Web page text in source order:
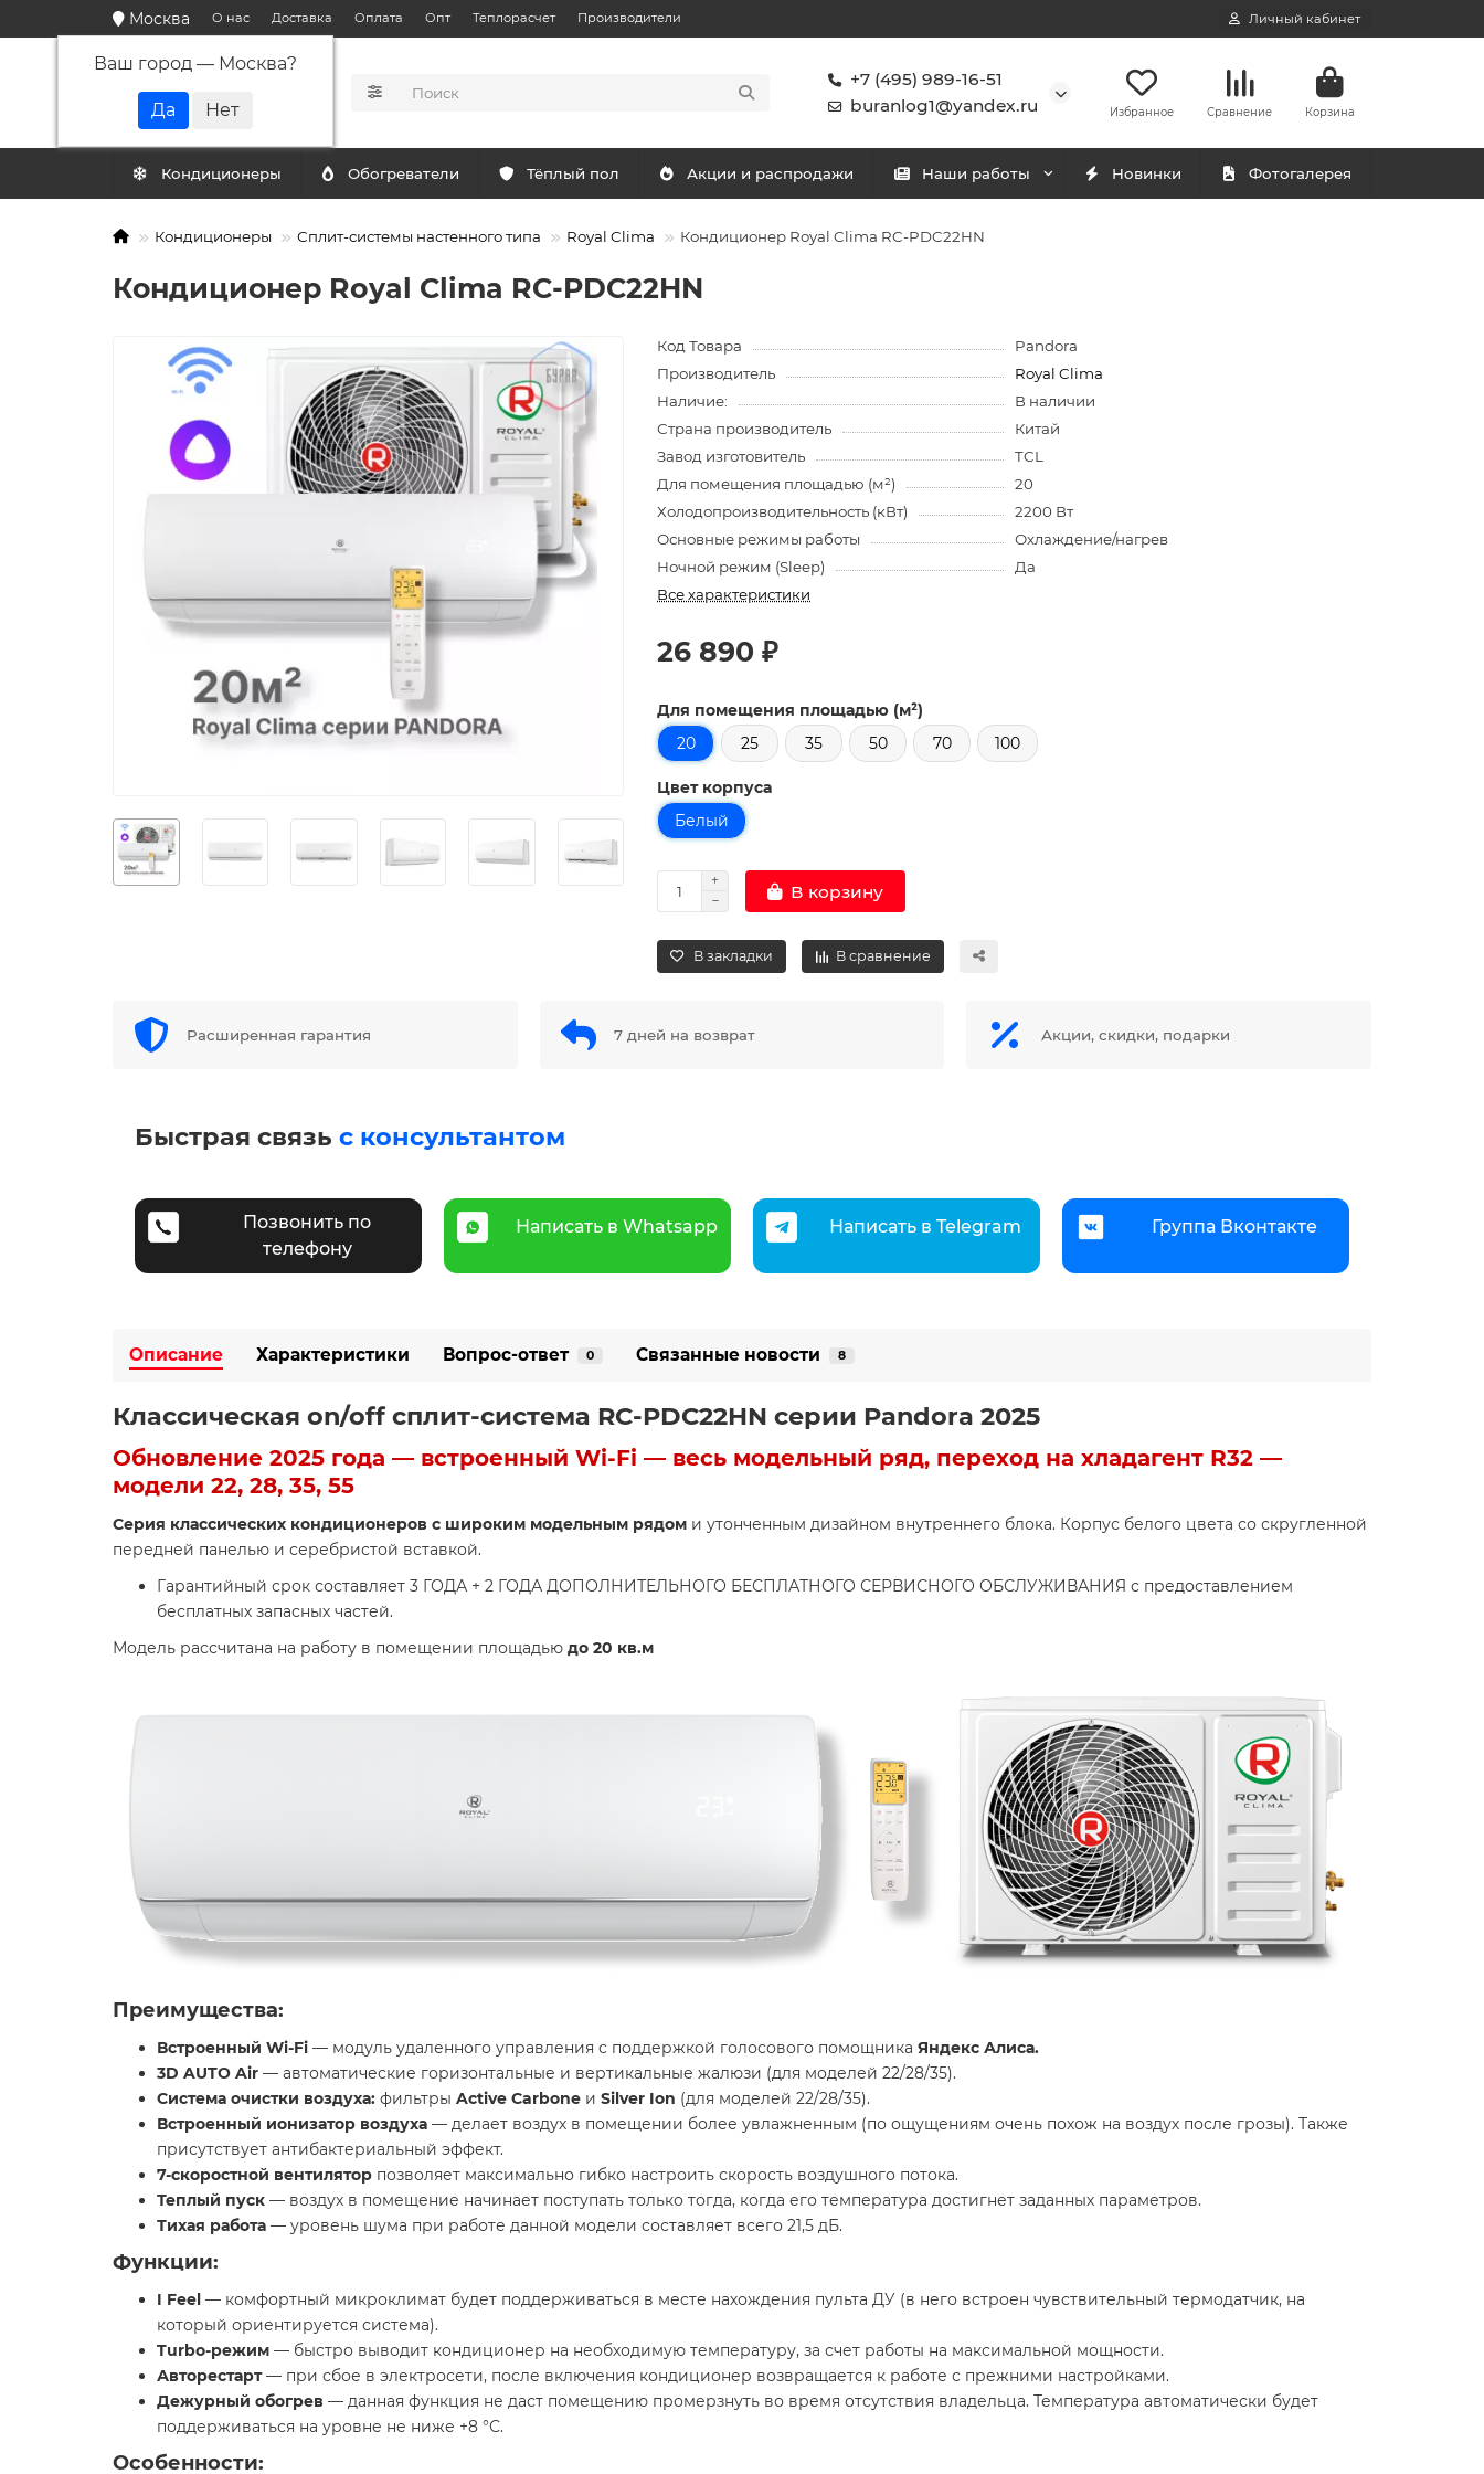
Москва
Ваш город — Москва?
О нас Доставка Оплата Опт Теплорасчет Производители Личный кабинет
+7 (495) 989-16-51
buranlog1@yandex.ru
Избранное Сравнение Корзина
Кондиционеры Обогреватели Тёплый пол Акции и распродажи Наши работы Новинки Фотогалерея
Кондиционеры Сплит-системы настенного типа Royal Clima Кондиционер Royal Clima RC-PDC22HN
Кондиционер Royal Clima RC-PDC22HN
Код Товара
Pandora
Производитель
Royal Clima
Наличие:
В наличии
Страна производитель
Китай
Завод изготовитель
TCL
Для помещения площадью (м²)
20
Холодопроизводительность (кВт)
2200 Вт
Основные режимы работы
Охлаждение/нагрев
Ночной режим (Sleep)
Да
Все характеристики
26 890 ₽
Для помещения площадью (м²)
20
25 35 50 70 100
Цвет корпуса
Белый
В корзину
В закладки В сравнение
Расширенная гарантия 7 дней на возврат Акции, скидки, подарки
Быстрая связь с консультантом
Позвонить по
телефону
Написать в Whatsapp Написать в Telegram Группа Вконтакте
Описание Характеристики Вопрос-ответ 0 Связанные новости 8
Классическая on/off сплит-система RC-PDC22HN серии Pandora 2025
Обновление 2025 года — встроенный Wi-Fi — весь модельный ряд, переход на хладагент R32 —
модели 22, 28, 35, 55
Cерия классических кондиционеров с широким модельным рядом и утонченным дизайном внутреннего блока. Корпус белого цвета со скругленной
передней панелью и серебристой вставкой.
Гарантийный срок составляет 3 ГОДА + 2 ГОДА ДОПОЛНИТЕЛЬНОГО БЕСПЛАТНОГО СЕРВИСНОГО ОБСЛУЖИВАНИЯ с предоставлением
бесплатных запасных частей.
Модель рассчитана на работу в помещении площадью до 20 кв.м
Преимущества:
Встроенный Wi-Fi — модуль удаленного управления с поддержкой голосового помощника Яндекс Алиса.
3D AUTO Air — автоматические горизонтальные и вертикальные жалюзи (для моделей 22/28/35).
Система очистки воздуха: фильтры Active Carbone и Silver Ion (для моделей 22/28/35).
Встроенный ионизатор воздуха — делает воздух в помещении более увлажненным (по ощущениям очень похож на воздух после грозы). Также
присутствует антибактериальный эффект.
7-скоростной вентилятор позволяет максимально гибко настроить скорость воздушного потока.
Теплый пуск — воздух в помещение начинает поступать только тогда, когда его температура достигнет заданных параметров.
Тихая работа — уровень шума при работе данной модели составляет всего 21,5 дБ.
Функции:
I Feel — комфортный микроклимат будет поддерживаться в месте нахождения пульта ДУ (в него встроен чувствительный термодатчик, на
который ориентируется система).
Turbo-режим — быстро выводит кондиционер на необходимую температуру, за счет работы на максимальной мощности.
Авторестарт— при сбое в электросети, после включения кондиционер возвращается к работе с прежними настройками.
Дежурный обогрев — данная функция не даст помещению промерзнуть во время отсутствия владельца. Температура автоматически будет
поддерживаться на уровне не ниже +8 °С.
Особенности: